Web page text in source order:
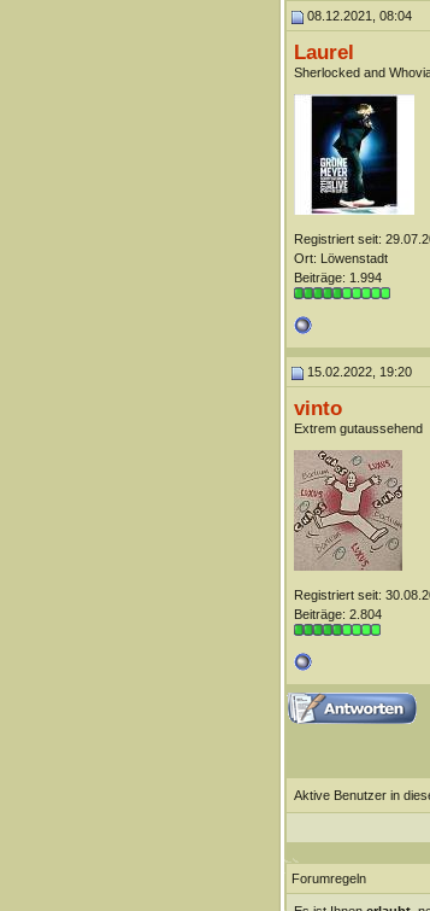
08.12.2021, 08:04
Laurel
Sherlocked and
Registriert seit:
Ort: Löwenstadt
Beiträge: 1.994
15.02.2022, 19:20
vinto
Extrem gutaussehend
Registriert seit:
Beiträge: 2.804
Aktive Benutzer in
Forumregeln